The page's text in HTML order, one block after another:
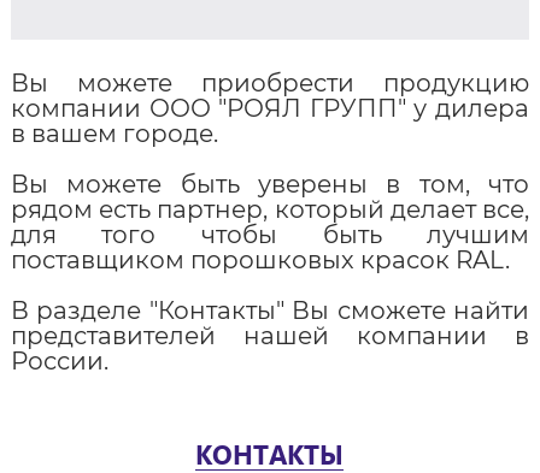
Вы можете приобрести продукцию
компании ООО "РОЯЛ ГРУПП" у дилера
в вашем городе.
Вы можете быть уверены в том, что
рядом есть партнер, который делает все,
для того чтобы быть лучшим
поставщиком порошковых красок RAL.
В разделе "Контакты" Вы сможете найти
представителей нашей компании в
России.
КОНТАКТЫ